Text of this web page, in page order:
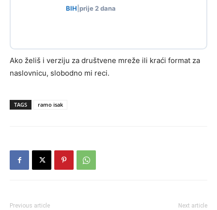
BIH prije 2 dana
Ako želiš i verziju za društvene mreže ili kraći format za
naslovnicu, slobodno mi reci.
TAGS ramo isak
Previous article Next article